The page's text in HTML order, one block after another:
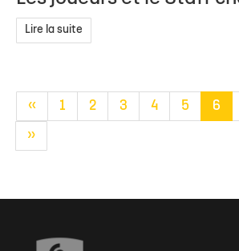
Lire la suite
« 1 2 3 4 5 6
»